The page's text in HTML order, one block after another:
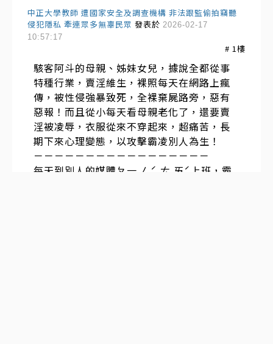
中正大學教師 遭國家安全及調查機構 非法跟監偷拍竊聽
侵犯隱私 牽連眾多無辜民眾 發表於 2026-02-17
10:57:17
# 1樓
駭客阿斗的母親、姊妹女兒，據說全都從事
特種行業，賣淫維生，裸照每天在網路上瘋
傳，被性侵強暴致死，全裸棄屍路旁，惡有
惡報！而且從小每天看母親老化了，還要賣
淫被凌辱，衣服從來不穿起來，超痛苦，長
期下來心理變態，以攻擊霸凌別人為生！
－－－－－－－－－－－－－－－－－
每天到別人的媒體ㄆ一 ㄥˊ ㄊ ㄞˊ上班，霸